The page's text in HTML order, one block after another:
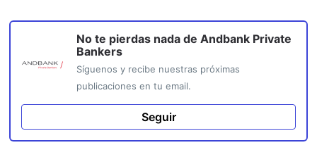
No te pierdas nada de Andbank Private
Bankers
Síguenos y recibe nuestras próximas
publicaciones en tu email.
Seguir